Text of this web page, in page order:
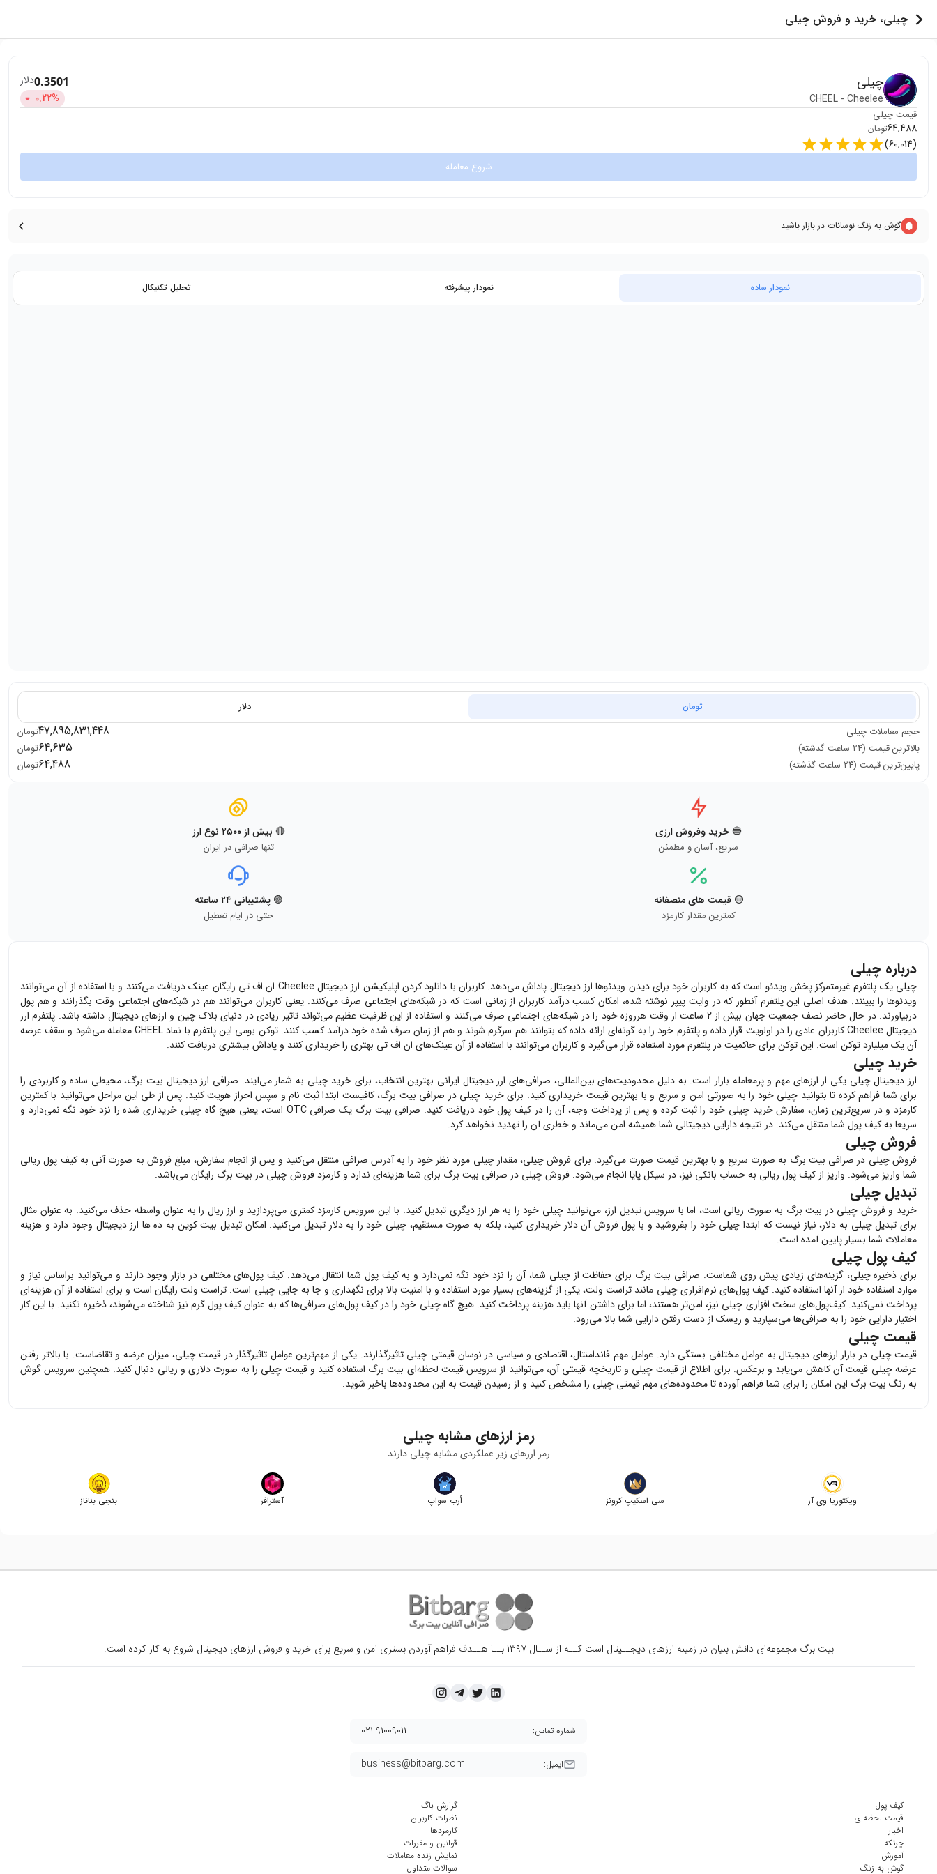
چیلی، خرید و فروش چیلی
چیلی
CHEEL - Cheelee
0.3501دلار
0.22%
قیمت چیلی
64,488تومان
(
60,014
)
شروع معامله
گوش به زنگ نوسانات در بازار باشید
نمودار ساده نمودار پیشرفته تحلیل تکنیکال
تومان دلار
حجم معاملات چیلی 47,895,831,448تومان
بالاترین قیمت (۲۴ ساعت گذشته)
64,635تومان
پایین‌ترین قیمت (۲۴ ساعت گذشته)
64,488تومان
🔵 خرید وفروش ارزی
سریع، آسان و مطمئن
🔴 بیش از ۲۵۰۰ نوع ارز
تنها صرافی در ایران
🟡 قیمت های منصفانه
کمترین مقدار کارمزد
🟢 پشتیبانی ۲۴ ساعته
حتی در ایام تعطیل
درباره چیلی
چیلی یک پلتفرم غیرمتمرکز پخش ویدئو است که به کاربران خود برای دیدن ویدئوها ارز دیجیتال پاداش می‌دهد. کاربران با دانلود کردن اپلیکیشن ارز دیجیتال Cheelee ان اف تی رایگان عینک دریافت می‌کنند و با استفاده از آن می‌توانند
ویدئوها را ببینند. هدف اصلی این پلتفرم آنطور که در وایت پیپر نوشته شده، امکان کسب درآمد کاربران از زمانی است که در شبکه‌های اجتماعی صرف می‌کنند. یعنی کاربران می‌توانند هم در شبکه‌های اجتماعی وقت بگذرانند و هم پول
دربیاورند. در حال حاضر نصف جمعیت جهان بیش از ۲ ساعت از وقت هرروزه خود را در شبکه‌های اجتماعی صرف می‌کنند و استفاده از این ظرفیت عظیم می‌تواند تاثیر زیادی در دنیای بلاک چین و ارزهای دیجیتال داشته باشد. پلتفرم ارز
دیجیتال Cheelee کاربران عادی را در اولویت قرار داده و پلتفرم خود را به گونه‌ای ارائه داده که بتوانند هم سرگرم شوند و هم از زمان صرف شده خود درآمد کسب کنند. توکن بومی این پلتفرم با نماد CHEEL معامله می‌شود و سقف عرضه
آن یک میلیارد توکن است. این توکن برای حاکمیت در پلتفرم مورد استفاده قرار می‌گیرد و کاربران می‌توانند با استفاده از آن عینک‌های ان اف تی بهتری را خریداری کنند و پاداش بیشتری دریافت کنند.
خرید چیلی
ارز دیجیتالچیلی یکی از ارزهای مهم و پرمعامله بازار است. به دلیل محدودیت‌های بین‌المللی، صرافی‌های ارز دیجیتال ایرانی بهترین انتخاب، برای خریدچیلی به شمار می‌آیند. صرافی ارز دیجیتال بیت برگ، محیطی ساده و کاربردی را
برای شما فراهم کرده تا بتوانید چیلی خود را به صورتی امن و سریع و با بهترین قیمت خریداری کنید. برای خرید چیلی در صرافی بیت برگ، کافیست ابتدا ثبت نام و سپس احراز هویت کنید. پس از طی این مراحل می‌توانید با کمترین
کارمزد و در سریع‌ترین زمان، سفارش خرید چیلی خود را ثبت کرده و پس از پرداخت وجه، آن را در کیف پول خود دریافت کنید. صرافی بیت برگ یک صرافی OTC است، یعنی هیچ گاه چیلی خریداری شده را نزد خود نگه نمی‌دارد و
سریعا به کیف پول شما منتقل می‌کند. در نتیجه دارایی دیجیتالی شما همیشه امن می‌ماند و خطری آن را تهدید نخواهد کرد.
فروش چیلی
فروشچیلی در صرافی بیت برگ به صورت سریع و با بهترین قیمت صورت می‌گیرد. برای فروشچیلی، مقدارچیلی مورد نظر خود را به آدرس صرافی منتقل می‌کنید و پس از انجام سفارش، مبلغ فروش به صورت آنی به کیف پول ریالی
شما واریز می‌شود. واریز از کیف پول ریالی به حساب بانکی نیز، در سیکل پایا انجام می‌شود. فروشچیلی در صرافی بیت برگ برای شما هزینه‌ای ندارد و کارمزد فروشچیلی در بیت برگ رایگان می‌باشد.
تبدیل چیلی
خرید و فروش چیلی در بیت برگ به صورت ریالی است، اما با سرویس تبدیل ارز، می‌توانیدچیلی خود را به هر ارز دیگری تبدیل کنید. با این سرویس کارمزد کمتری می‌پردازید و ارز ریال را به عنوان واسطه حذف می‌کنید. به عنوان مثال
برای تبدیلچیلی به دلار، نیاز نیست که ابتدا چیلی خود را بفروشید و با پول فروش آن دلار خریداری کنید، بلکه به صورت مستقیم، چیلی خود را به دلار تبدیل می‌کنید. امکان تبدیل بیت کوین به ده ها ارز دیجیتال وجود دارد و هزینه
معاملات شما بسیار پایین آمده است.
کیف پول چیلی
برای ذخیرهچیلی، گزینه‌های زیادی پیش روی شماست. صرافی بیت برگ برای حفاظت ازچیلی شما، آن را نزد خود نگه نمی‌دارد و به کیف پول شما انتقال می‌دهد. کیف پول‌های مختلفی در بازار وجود دارند و می‌توانید براساس نیاز و
موارد استفاده خود از آنها استفاده کنید. کیف پول‌های نرم‌افزاریچیلی مانند تراست ولت، یکی از گزینه‌های بسیار مورد استفاده و با امنیت بالا برای نگهداری و جا به جاییچیلی است. تراست ولت رایگان است و برای استفاده از آن هزینه‌ای
پرداخت نمی‌کنید. کیف‌پول‌های سخت افزاری چیلی نیز، امن‌تر هستند، اما برای داشتن آنها باید هزینه پرداخت کنید. هیچ گاهچیلی خود را در کیف پول‌های صرافی‌ها که به عنوان کیف پول گرم نیز شناخته می‌شوند، ذخیره نکنید. با این کار
اختیار دارایی خود را به صرافی‌ها می‌سپارید و ریسک از دست رفتن دارایی شما بالا می‌رود.
قیمت چیلی
قیمتچیلی در بازار ارزهای دیجیتال به عوامل مختلفی بستگی دارد. عوامل مهم فاندامنتال، اقتصادی و سیاسی در نوسان قیمتی چیلی تاثیرگذارند. یکی از مهم‌ترین عوامل تاثیرگذار در قیمتچیلی، میزان عرضه و تقاضاست. با بالاتر رفتن
عرضهچیلی قیمت آن کاهش می‌یابد و برعکس. برای اطلاع از قیمت چیلی و تاریخچه قیمتی آن، می‌توانید از سرویس قیمت لحظه‌ای بیت برگ استفاده کنید و قیمت چیلی را به صورت دلاری و ریالی دنبال کنید. همچنین سرویس گوش
به زنگ بیت برگ این امکان را برای شما فراهم آورده تا محدوده‌های مهم قیمتی چیلی را مشخص کنید و از رسیدن قیمت به این محدوده‌ها باخبر شوید.
رمز ارزهای مشابهچیلی
رمز ارزهای زیر عملکردی مشابهچیلی دارند
ویکتوریا وی آر سی اسکیپ کرونز أرب سواپ آسترافر بنجی بناناز
بیت برگ مجموعه‌ای دانش بنیان در زمینه ارزهای دیجــیتال است کــه از ســال ۱۳۹۷ بــا هــدف فراهم آوردن بستری امن و سریع برای خرید و فروش ارزهای دیجیتال شروع به کار کرده است.
ایمیل: business@bitbarg.com
شماره تماس: ۰۲۱-۹۱۰۰۹۰۱۱
کیف پول
قیمت لحظه‌ای
اخبار
چرتکه
آموزش
گوش به زنگ
گزارش باگ
نظرات کاربران
کارمزد‌ها
قوانین و مقررات
نمایش زنده معاملات
سوالات متداول